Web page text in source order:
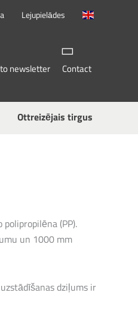
Lejupielādes
newsletter Contact
Ottreizējais tirgus
(PP).
un 1000 mm
dziļums ir